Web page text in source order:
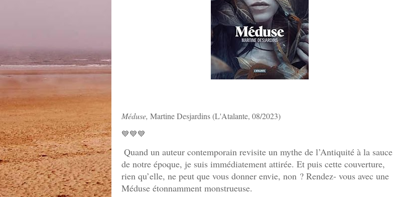
Méduse, Martine Desjardins (L'Atalante, 08/2023)
💙💙💙
Quand un auteur contemporain revisite un mythe de l’Antiquité à la sauce
de notre époque, je suis immédiatement attirée. Et puis cette couverture,
rien qu’elle, ne peut que vous donner envie, non ? Rendez- vous avec une
Méduse étonnamment monstrueuse.